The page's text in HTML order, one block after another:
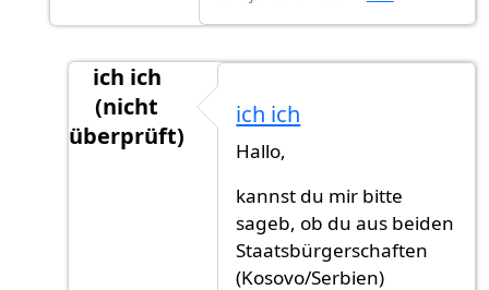
ich ich
(nicht
überprüft)
Die Rechnung bezahlt man,
ich ich
Hallo,
kannst du mir bitte
sageb, ob du aus beiden
Staatsbürgerschaften
(Kosovo/Serbien)